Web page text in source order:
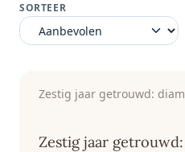
SORTEER
Zestig jaar getrouwd:
Zestig jaar